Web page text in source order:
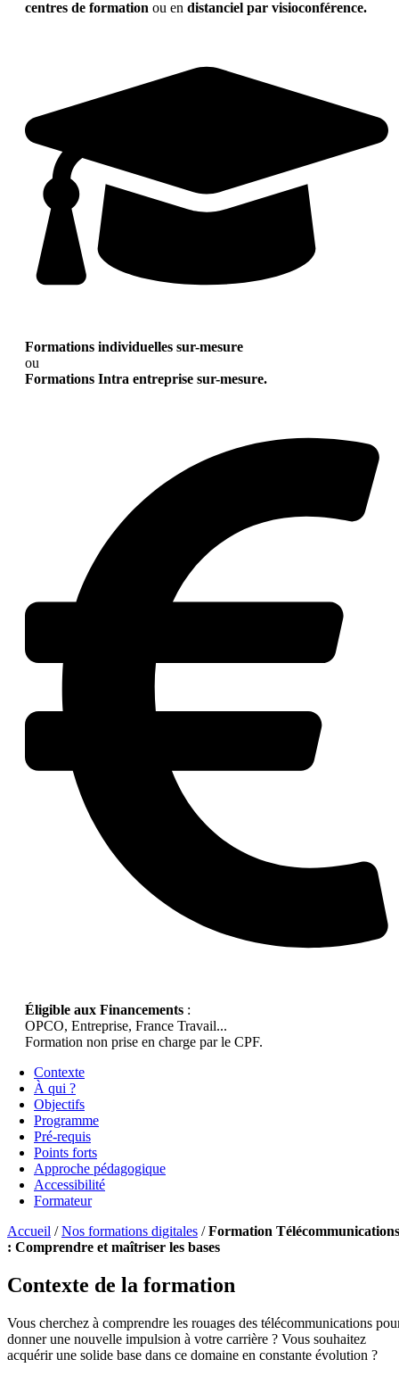
centres de formation ou en distanciel par visioconférence.
Formations individuelles sur-mesure
ou
Formations Intra entreprise sur-mesure.
Éligible aux Financements :
OPCO, Entreprise, France Travail...
Formation non prise en charge par le CPF.
Contexte
À qui ?
Objectifs
Programme
Pré-requis
Points forts
Approche pédagogique
Accessibilité
Formateur
Accueil /Nos formations digitales /Formation Télécommunications
: Comprendre et maîtriser les bases
Contexte de la formation
Vous cherchez à comprendre les rouages des télécommunications
donner une nouvelle impulsion à votre carrière ? Vous souhaitez
acquérir une solide base dans ce domaine en constante évolution ?